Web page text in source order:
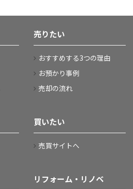
売りたい
おすすめする3つの理由
お預かり事例
売却の流れ
買いたい
売買サイトへ
リフォーム・リノベ